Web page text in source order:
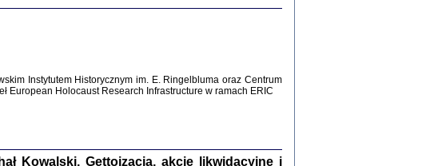
SZCZĘŚCIE JEST POSIADAĆ DOM POD ZIEMIĄ ...
Instytutem Historycznym im. E. Ringelbluma oraz Centrum
European Holocaust Research Infrastructure w ramach ERIC
Kowalski, Gettoizacja, akcje likwidacyjne i